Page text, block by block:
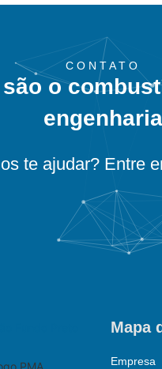
CONTATO
o
engenharia
te ajudar? Entre
Mapa
Empresa